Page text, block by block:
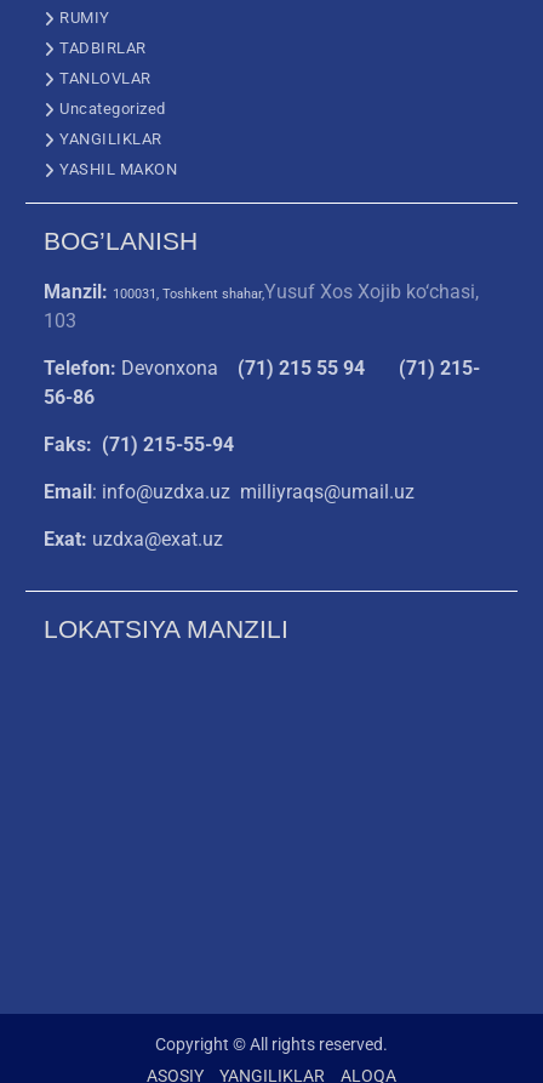
RUMIY
TADBIRLAR
TANLOVLAR
Uncategorized
YANGILIKLAR
YASHIL MAKON
BOG’LANISH
Manzil: 100031, Toshkent shahar,Yusuf Xos Xojib ko‘chasi,
103
Telefon: Devonxona (71) 215 55 94
(71) 215-
56-86
Faks: (71) 215-55-94
Email: info@uzdxa.uz milliyraqs@umail.uz
Exat: uzdxa@exat.uz
LOKATSIYA MANZILI
Copyright © All rights reserved.
ASOSIY
YANGILIKLAR ALOQA